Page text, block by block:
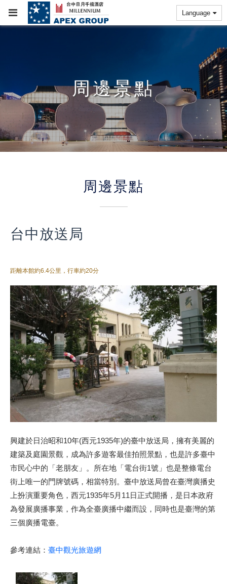
Language
周邊景點
周邊景點
台中放送局
距離本館約6.4公里，行車約20分
興建於日治昭和10年(西元1935年)的臺中放送局，擁有美麗的
建築及庭園景觀，成為許多遊客最佳拍照景點，也是許多臺中
市民心中的「老朋友」。所在地「電台街1號」也是整條電台
街上唯一的門牌號碼，相當特別。臺中放送局曾在臺灣廣播史
上扮演重要角色，西元1935年5月11日正式開播，是日本政府
為發展廣播事業，作為全臺廣播中繼而設，同時也是臺灣的第
三個廣播電臺。
參考連結： 臺中觀光旅遊網